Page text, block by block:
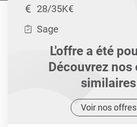
28/35K€
Sage
L'offre a été
Découvrez nos
similaires
Voir nos offres